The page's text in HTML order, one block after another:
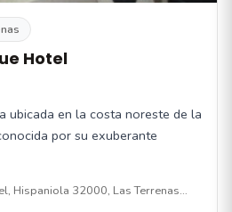
Hotel
ubicada en la costa noreste de la
por su exuberante
Hispaniola 32000, Las Terrenas…